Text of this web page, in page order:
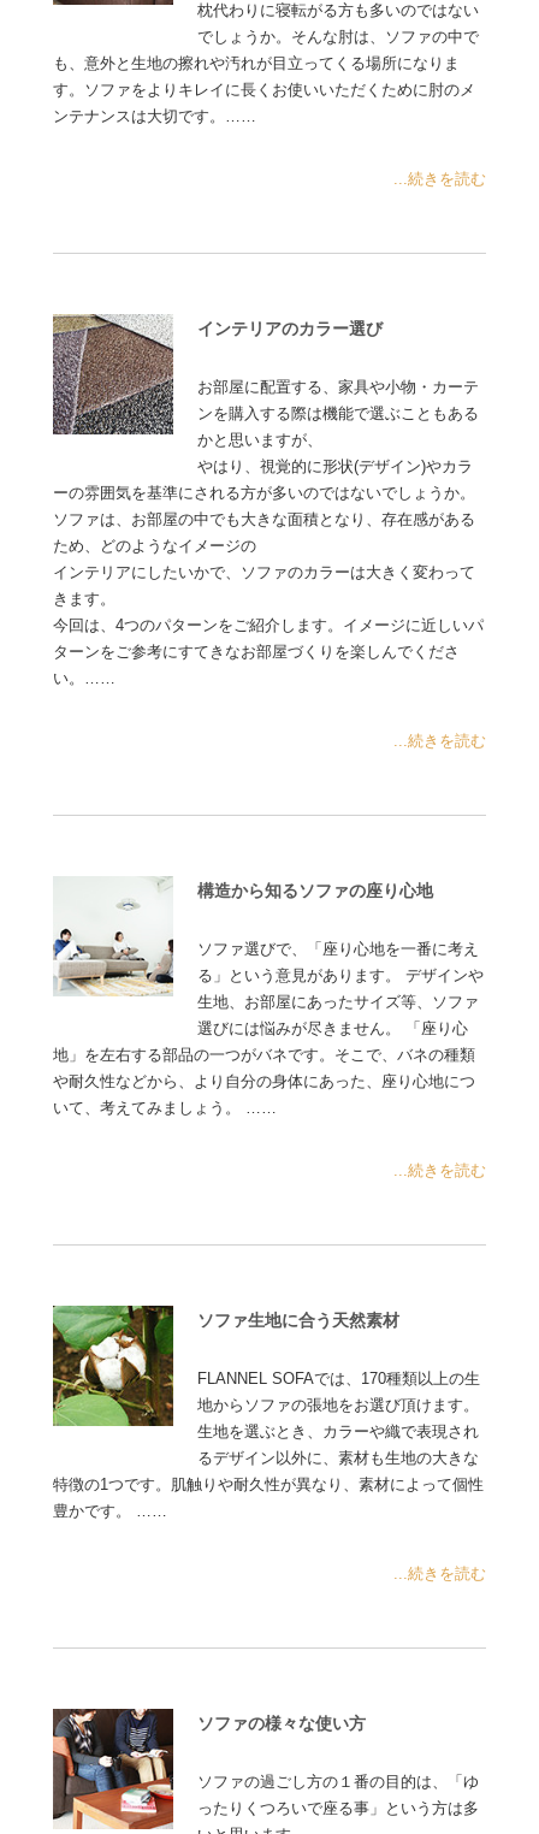
枕代わりに寝転がる方も多いのではない
でしょうか。そんな肘は、ソファの中で
も、意外と生地の擦れや汚れが目立ってくる場所になりま
す。ソファをよりキレイに長くお使いいただくために肘のメ
ンテナンスは大切です。……
...続きを読む
インテリアのカラー選び
お部屋に配置する、家具や小物・カーテ
ンを購入する際は機能で選ぶこともある
かと思いますが、
やはり、視覚的に形状(デザイン)やカラ
ーの雰囲気を基準にされる方が多いのではないでしょうか。
ソファは、お部屋の中でも大きな面積となり、存在感がある
ため、どのようなイメージの
インテリアにしたいかで、ソファのカラーは大きく変わって
きます。
今回は、4つのパターンをご紹介します。イメージに近しいパ
ターンをご参考にすてきなお部屋づくりを楽しんでくださ
い。……
...続きを読む
構造から知るソファの座り心地
ソファ選びで、「座り心地を一番に考え
る」という意見があります。 デザインや
生地、お部屋にあったサイズ等、ソファ
選びには悩みが尽きません。 「座り心
地」を左右する部品の一つがバネです。そこで、バネの種類
や耐久性などから、より自分の身体にあった、座り心地につ
いて、考えてみましょう。 ……
...続きを読む
ソファ生地に合う天然素材
FLANNEL SOFAでは、170種類以上の生
地からソファの張地をお選び頂けます。
生地を選ぶとき、カラーや織で表現され
るデザイン以外に、素材も生地の大きな
特徴の1つです。肌触りや耐久性が異なり、素材によって個性
豊かです。 ……
...続きを読む
ソファの様々な使い方
ソファの過ごし方の１番の目的は、「ゆ
ったりくつろいで座る事」という方は多